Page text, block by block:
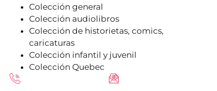
Colección general
Colección audiolibros
Colección de historietas, comics,
caricaturas
Colección infantil y juvenil
Colección Quebec